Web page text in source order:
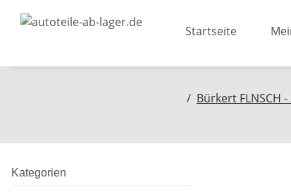
Startseite
Bürkert FLNSCH
Kategorien